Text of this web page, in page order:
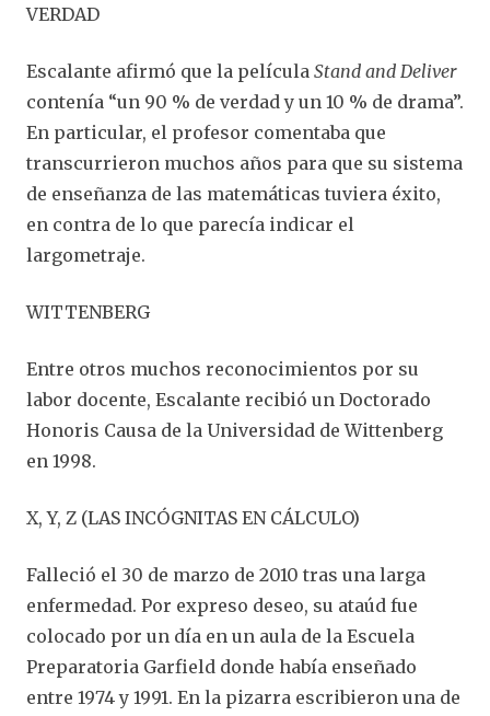
VERDAD
Escalante afirmó que la película Stand and Deliver
contenía “un 90 % de verdad y un 10 % de drama”.
En particular, el profesor comentaba que
transcurrieron muchos años para que su sistema
de enseñanza de las matemáticas tuviera éxito,
en contra de lo que parecía indicar el
largometraje.
WITTENBERG
Entre otros muchos reconocimientos por su
labor docente, Escalante recibió un Doctorado
Honoris Causa de la Universidad de Wittenberg
en 1998.
X, Y, Z (LAS INCÓGNITAS EN CÁLCULO)
Falleció el 30 de marzo de 2010 tras una larga
enfermedad. Por expreso deseo, su ataúd fue
colocado por un día en un aula de la Escuela
Preparatoria Garfield donde había enseñado
entre 1974 y 1991. En la pizarra escribieron una de